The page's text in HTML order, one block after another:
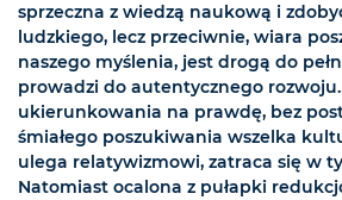
sprzeczna z wiedzą naukową i
ludzkiego, lecz przeciwnie, wiara
naszego myślenia, jest drogą do
prowadzi do autentycznego
ukierunkowania na prawdę, bez
śmiałego poszukiwania wszelka
ulega relatywizmowi, zatraca się w
Natomiast ocalona z pułapki